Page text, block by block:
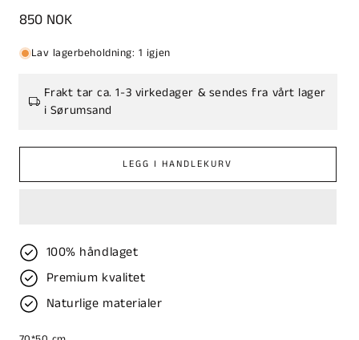
Vanlig
pris
850 NOK
Lav lagerbeholdning: 1 igjen
Frakt tar ca. 1-3 virkedager & sendes fra vårt lager
i Sørumsand
LEGG I HANDLEKURV
100% håndlaget
Premium kvalitet
Naturlige materialer